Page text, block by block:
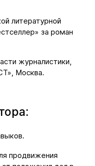
литературной
за роман
журналистики,
Москва.
продвижения